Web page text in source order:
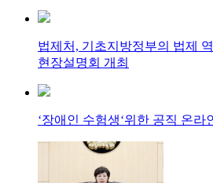
법제처, 기초지방정부의 법제
현장설명회 개최
‘장애인 수험생‘위한 공직 온라